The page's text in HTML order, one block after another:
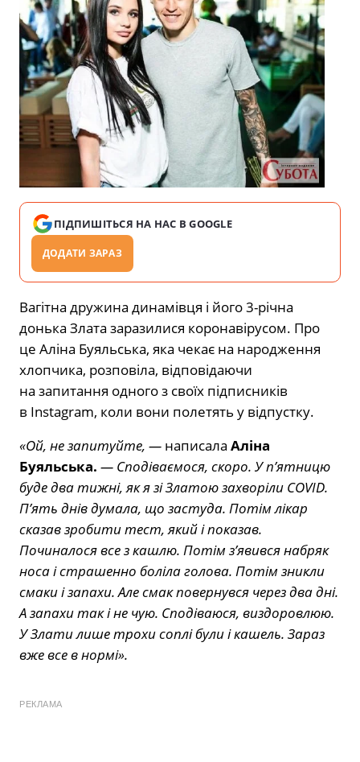
ПІДПИШІТЬСЯ НА НАС В GOOGLE
ДОДАТИ ЗАРАЗ
Вагітна дружина динамівця і його 3-річна
донька Злата заразилися коронавірусом. Про
це Аліна Буяльська, яка чекає на народження
хлопчика, розповіла, відповідаючи
на запитання одного з своїх підписників
в Instagram, коли вони полетять у відпустку.
«Ой, не запитуйте, — написала Аліна
Буяльська. — Сподіваємося, скоро. У п’ятницю
буде два тижні, як я зі Златою захворіли COVID.
П’ять днів думала, що застуда. Потім лікар
сказав зробити тест, який і показав.
Починалося все з кашлю. Потім з’явився набряк
носа і страшенно боліла голова. Потім зникли
смаки і запахи. Але смак повернувся через два дні.
А запахи так і не чую. Сподіваюся, виздоровлюю.
У Злати лише трохи соплі були і кашель. Зараз
вже все в нормі».
РЕКЛАМА